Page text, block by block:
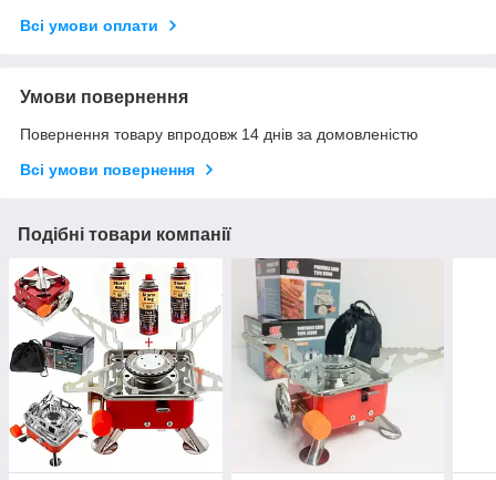
Всі умови оплати
Умови повернення
Повернення товару впродовж 14 днів за домовленістю
Всі умови повернення
Подібні товари компанії